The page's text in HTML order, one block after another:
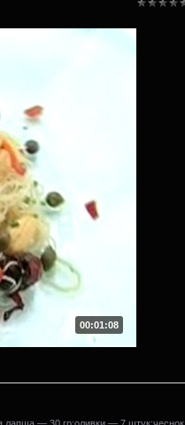
00:01:08
лапша — 30 гр;оливки — 7 штук;чеснок